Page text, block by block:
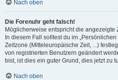
Nach oben
Die Forenuhr geht falsch!
Möglicherweise entspricht die angezeigte
In diesem Fall solltest du im
Zeitzone (Mitteleuropäische Zeit, ...)
von registrierten Benutzern geändert
bist, ist dies ein guter Grund, dies jetzt zu
Nach oben